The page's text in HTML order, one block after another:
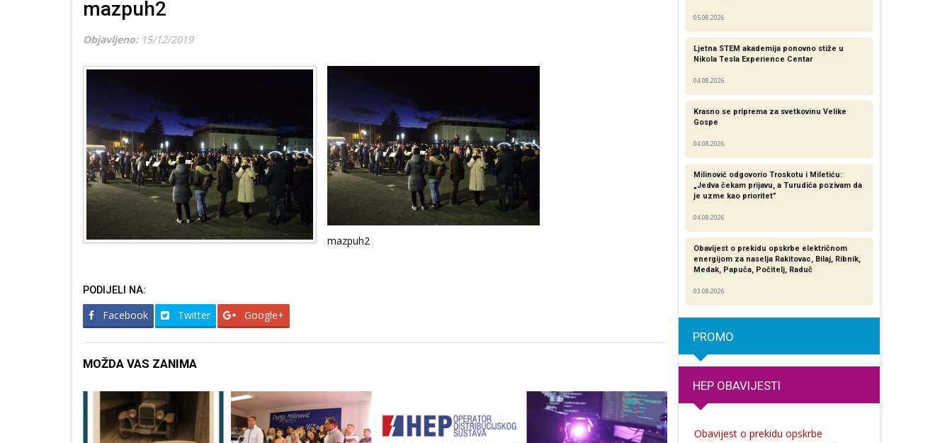
mazpuh2
Objavljeno: 15/12/2019
mazpuh2
PODIJELI NA:
Facebook Twitter Google+
MOŽDA VAS ZANIMA
05.08.2026
Ljetna STEM akademija ponovno stiže u
Nikola Tesla Experience Centar
04.08.2026
Krasno se priprema za svetkovinu Velike
Gospe
04.08.2026
Milinović odgovorio Troskotu i Miletiću:
„Jedva čekam prijavu, a Turudića pozivam da
je uzme kao prioritet”
04.08.2026
Obavijest o prekidu opskrbe električnom
energijom za naselja Rakitovac, Bilaj, Ribnik,
Medak, Papuča, Počitelj, Raduč
03.08.2026
PROMO
HEP OBAVIJESTI
Obavijest o prekidu opskrbe